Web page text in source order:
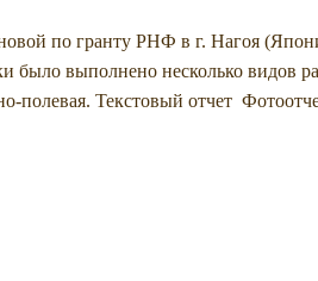
по гранту РНФ в г. Нагоя
было выполнено несколько видов
полевая. Текстовый отчет